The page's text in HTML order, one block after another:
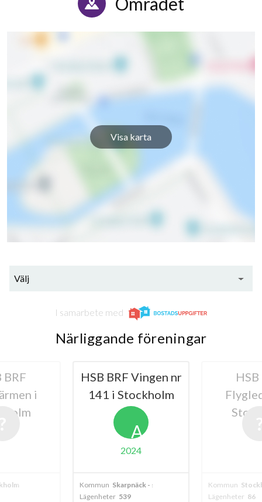
Visa karta
Välj
I samarbete med
Närliggande föreningar
BRF
i
HSB BRF Vingen nr
141 i Stockholm
A
2024
Kommun Skarpnäck - stockholm
Lägenheter 539
HSB
Kommun
Lägenheter 86